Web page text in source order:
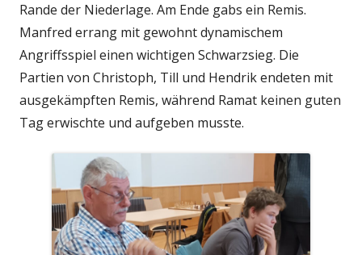
Rande der Niederlage. Am Ende gabs ein Remis.
Manfred errang mit gewohnt dynamischem
Angriffsspiel einen wichtigen Schwarzsieg. Die
Partien von Christoph, Till und Hendrik endeten mit
ausgekämpften Remis, während Ramat keinen guten
Tag erwischte und aufgeben musste.